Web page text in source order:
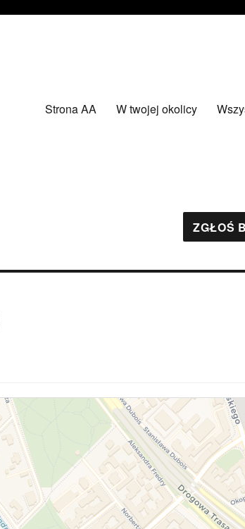
Strona AA W twojej okolicy
ZGŁOŚ